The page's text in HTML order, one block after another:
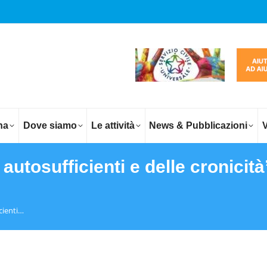
Dove siamo Le attività News & Pubblicazioni
e delle